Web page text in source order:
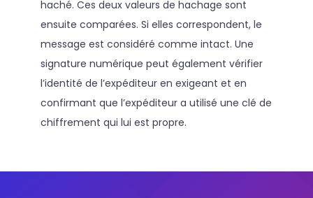
haché. Ces deux valeurs de hachage sont
ensuite comparées. Si elles correspondent, le
message est considéré comme intact. Une
signature numérique peut également vérifier
l’identité de l’expéditeur en exigeant et en
confirmant que l’expéditeur a utilisé une clé de
chiffrement qui lui est propre.